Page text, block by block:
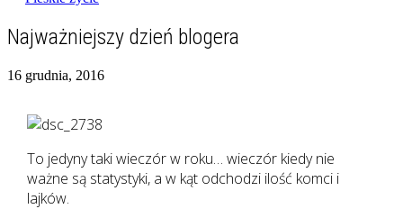
zgranestado.pl
Najważniejszy dzień blogera
16 grudnia, 2016
To jedyny taki wieczór w roku… wieczór kiedy nie
ważne są statystyki, a w kąt odchodzi ilość komci i
lajków.